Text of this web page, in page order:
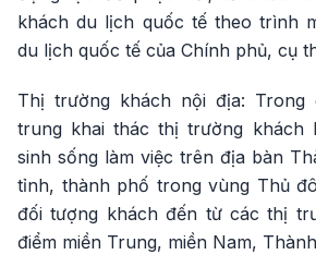
khách du lịch quốc tế theo trình
du lịch quốc tế của Chính phủ, cụ
Thị trường khách nội địa: Trong
trung khai thác thị trường khách
sinh sống làm việc trên địa bàn
tỉnh, thành phố trong vùng Thủ
đối tượng khách đến từ các thị
điểm miền Trung, miền Nam,